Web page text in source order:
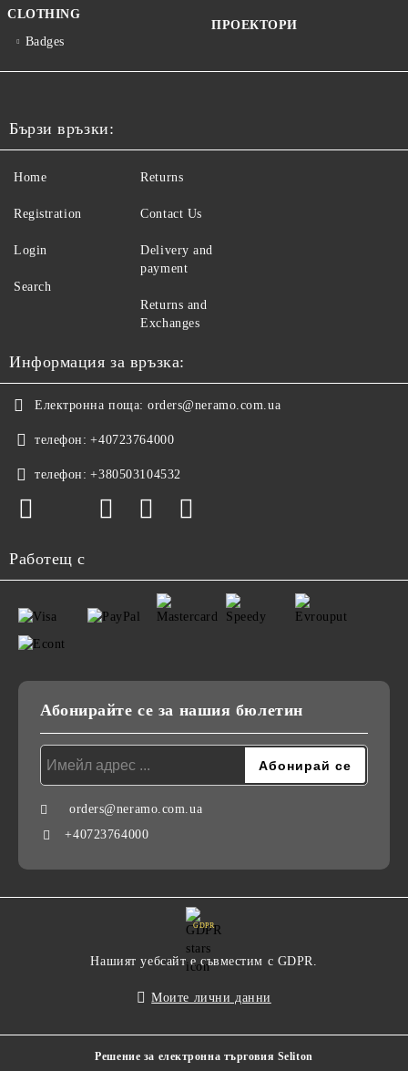
CLOTHING
Badges
ПРОЕКТОРИ
Бързи връзки:
Home
Registration
Login
Search
Returns
Contact Us
Delivery and
payment
Returns and
Exchanges
Информация за връзка:
Електронна поща: orders@neramo.com.ua
телефон: +40723764000
телефон: +380503104532
Работещ с
Абонирайте се за нашия бюлетин
orders@neramo.com.ua
+40723764000
GDPR
Нашият уебсайт е съвместим с GDPR.
Моите лични данни
Решение за електронна търговия Seliton